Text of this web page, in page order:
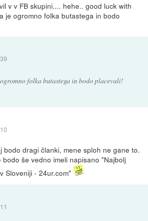
v v FB skupini.... hehe.. good luck with
je ogromno folka butastega in bodo
folka butastega in bodo placevali!
bodo dragi članki, mene sploh ne gane to.
bodo še vedno imeli napisano "Najbolj
Sloveniji - 24ur.com"